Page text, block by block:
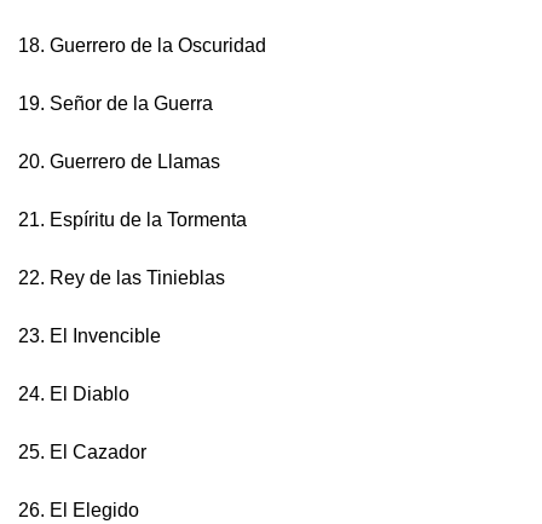
18. Guerrero de la Oscuridad
19. Señor de la Guerra
20. Guerrero de Llamas
21. Espíritu de la Tormenta
22. Rey de las Tinieblas
23. El Invencible
24. El Diablo
25. El Cazador
26. El Elegido